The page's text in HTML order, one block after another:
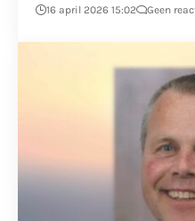
16 april 2026 15:02 Geen